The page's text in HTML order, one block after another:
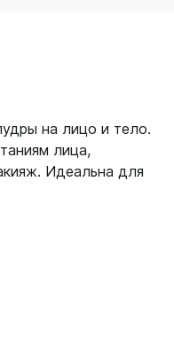
на лицо и тело.
лица,
Идеальна для